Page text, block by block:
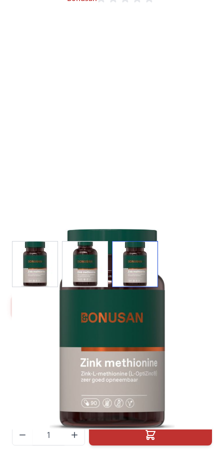
View larger imageView larger imageView larger image
Direct leverbaar
Houdbaarheidsdatum: (THT: 01-01-2029)
Aantal